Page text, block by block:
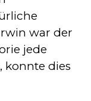
war der
jede
konnte dies